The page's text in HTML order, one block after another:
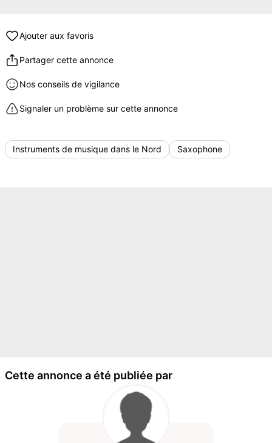
Ajouter aux favoris
Partager cette annonce
Nos conseils de vigilance
Signaler un problème sur cette annonce
Instruments de musique dans le Nord Saxophone
Cette annonce a été publiée par